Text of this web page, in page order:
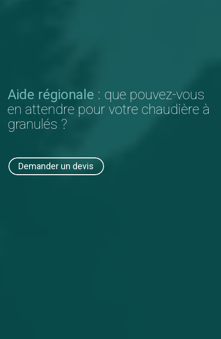
Aide régionale : que pouvez-vous
en attendre pour votre chaudière à
granulés ?
Demander un devis